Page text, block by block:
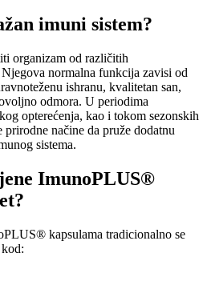
imuni sistem?
organizam od različitih
normalna funkcija zavisi od
ishranu, kvalitetan san,
odmora. U periodima
opterećenja, kao i tokom sezonskih
prirodne načine da pruže dodatnu
sistema.
ImunoPLUS®
kapsulama tradicionalno se